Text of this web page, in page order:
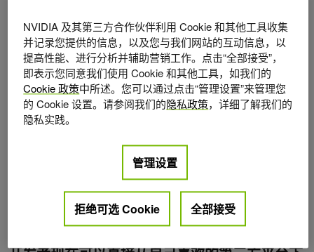
Posts by Rob Armstrong
AI 平台/部署 1 2025年 9月 10日
NVIDIA 及其第三方合作伙伴利用 Cookie 和其他工具收集
并记录您提供的信息，以及您与我们网站的互动信息，以
提高性能、进行分析并辅助营销工作。点击“全部接受”，
即表示您同意我们使用 Cookie 和其他工具，如我们的
Cookie 政策中所述。您可以通过点击“管理设置”来管理您
的 Cookie 设置。请参阅我们的隐私政策，详细了解我们的
隐私实践。
管理设置
拒绝可选 Cookie 全部接受